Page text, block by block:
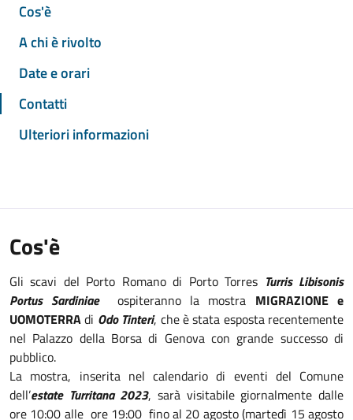
Cos'è
A chi è rivolto
Date e orari
Contatti
Ulteriori informazioni
Cos'è
Gli scavi del Porto Romano di Porto Torres Turris Libisonis
Portus Sardiniae
ospiteranno la mostra MIGRAZIONE e
UOMOTERRAdi Odo Tinteri, che è stata esposta recentemente
nel Palazzo della Borsa di Genova con grande successo di
pubblico.
La mostra, inserita nel calendario di eventi del Comune
dell’estate Turritana 2023, sarà visitabile giornalmente dalle
ore 10:00 alle ore 19:00 fino al 20 agosto (martedì 15 agosto